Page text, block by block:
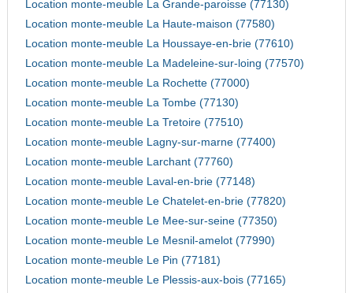
Location monte-meuble La Grande-paroisse (77130)
Location monte-meuble La Haute-maison (77580)
Location monte-meuble La Houssaye-en-brie (77610)
Location monte-meuble La Madeleine-sur-loing (77570)
Location monte-meuble La Rochette (77000)
Location monte-meuble La Tombe (77130)
Location monte-meuble La Tretoire (77510)
Location monte-meuble Lagny-sur-marne (77400)
Location monte-meuble Larchant (77760)
Location monte-meuble Laval-en-brie (77148)
Location monte-meuble Le Chatelet-en-brie (77820)
Location monte-meuble Le Mee-sur-seine (77350)
Location monte-meuble Le Mesnil-amelot (77990)
Location monte-meuble Le Pin (77181)
Location monte-meuble Le Plessis-aux-bois (77165)